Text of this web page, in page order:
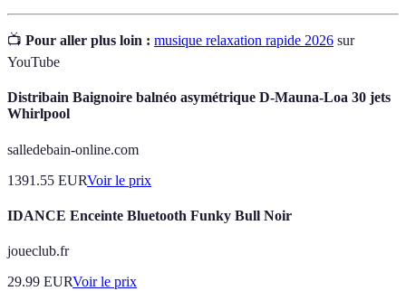
📺 Pour aller plus loin : musique relaxation rapide 2026 sur
YouTube
Distribain Baignoire balnéo asymétrique D-Mauna-Loa 30 jets
Whirlpool
salledebain-online.com
1391.55 EURVoir le prix
IDANCE Enceinte Bluetooth Funky Bull Noir
joueclub.fr
29.99 EURVoir le prix